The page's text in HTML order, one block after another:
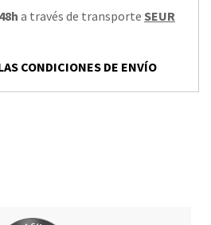
a través de transporte SEUR
CONDICIONES DE ENVÍO